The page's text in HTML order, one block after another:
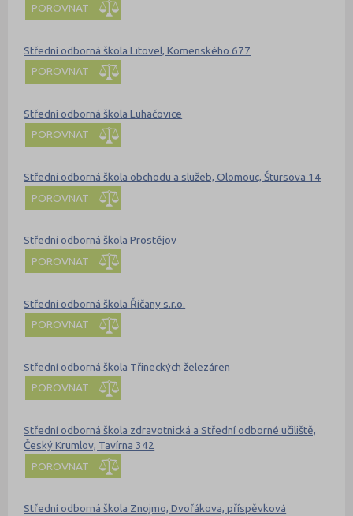
POROVNAT
Střední odborná škola Litovel, Komenského 677
POROVNAT
Střední odborná škola Luhačovice
POROVNAT
Střední odborná škola obchodu a služeb, Olomouc, Štursova 14
POROVNAT
Střední odborná škola Prostějov
POROVNAT
Střední odborná škola Říčany s.r.o.
POROVNAT
Střední odborná škola Třineckých železáren
POROVNAT
Střední odborná škola zdravotnická a Střední odborné učiliště,
Český Krumlov, Tavírna 342
POROVNAT
Střední odborná škola Znojmo, Dvořákova, příspěvková